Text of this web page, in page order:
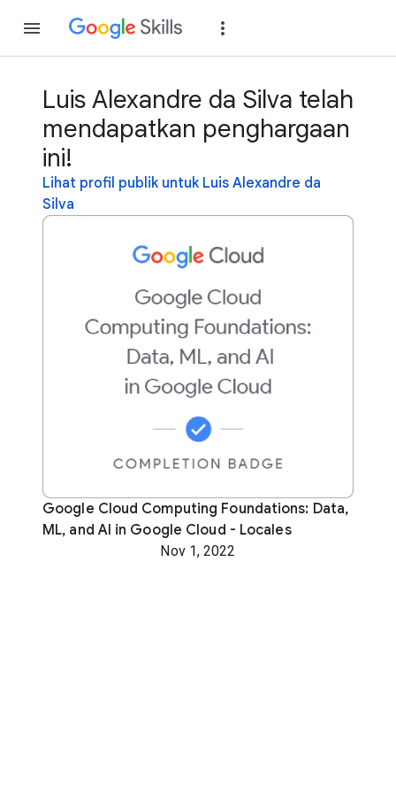
Luis Alexandre da Silva telah
mendapatkan penghargaan
ini!
Lihat profil publik untuk Luis Alexandre da
Silva